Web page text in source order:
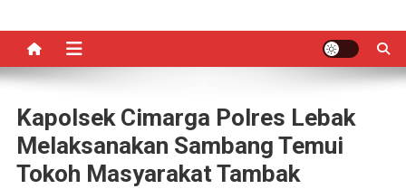
Kapolsek Cimarga Polres Lebak
Melaksanakan Sambang Temui
Tokoh Masyarakat Tambak